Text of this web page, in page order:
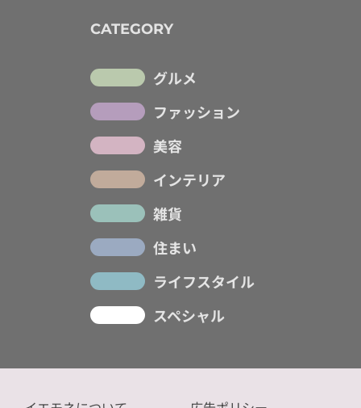
CATEGORY
グルメ
ファッション
美容
インテリア
雑貨
住まい
ライフスタイル
スペシャル